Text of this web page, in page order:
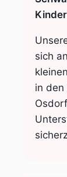
sich
in den